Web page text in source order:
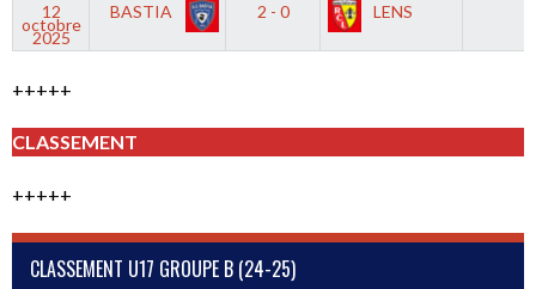
12
octobre
2025
BASTIA 2 - 0 LENS
+++++
CLASSEMENT
+++++
CLASSEMENT U17 GROUPE B (24-25)